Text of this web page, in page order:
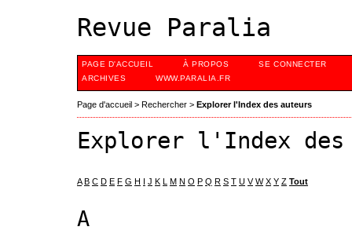
Revue Paralia
PAGE D'ACCUEIL À PROPOS
SE CONNECTER
ARCHIVES
WWW.PARALIA.FR
Page d'accueil > Rechercher > Explorer l'Index des auteurs
Explorer l'Index des
A B C D E F G H I J K L M N O P Q R S T U V W X Y Z Tout
A